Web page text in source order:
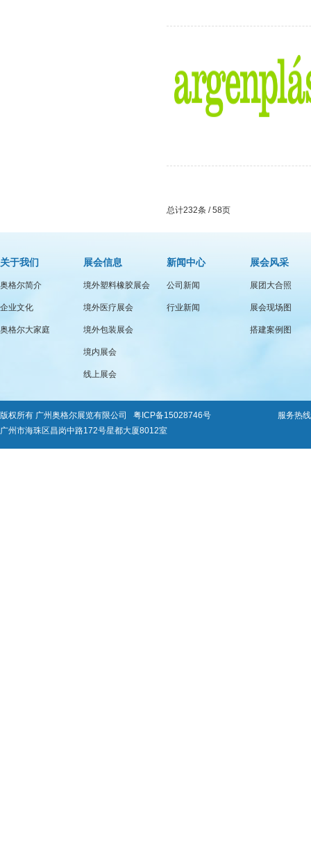
总计232条 / 58页
关于我们
奥格尔简介
企业文化
奥格尔大家庭
展会信息
境外塑料橡胶展会
境外医疗展会
境外包装展会
境内展会
线上展会
新闻中心
公司新闻
行业新闻
展会风采
展团大合照
展会现场图
搭建案例图
版权所有 广州奥格尔展览有限公司 粤ICP备15028746号
服务热
广州市海珠区昌岗中路172号星都大厦8012室